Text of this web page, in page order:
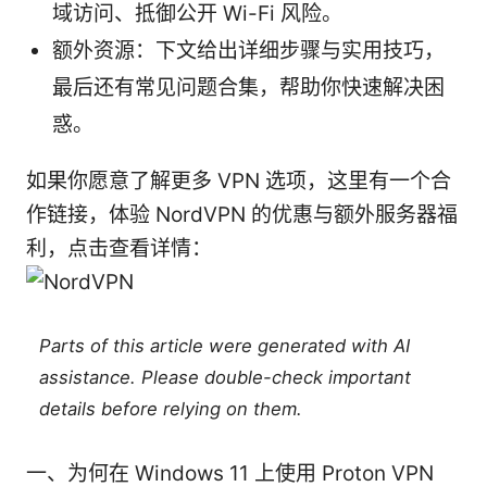
域访问、抵御公开 Wi-Fi 风险。
额外资源：下文给出详细步骤与实用技巧，
最后还有常见问题合集，帮助你快速解决困
惑。
如果你愿意了解更多 VPN 选项，这里有一个合
作链接，体验 NordVPN 的优惠与额外服务器福
利，点击查看详情：
Parts of this article were generated with AI
assistance. Please double-check important
details before relying on them.
一、为何在 Windows 11 上使用 Proton VPN